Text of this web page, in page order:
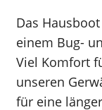
Das
einem Bug-
Viel Komfort
unseren
für eine